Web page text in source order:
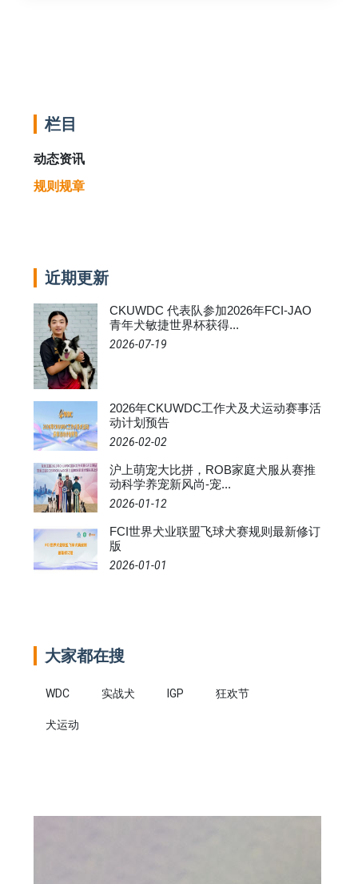
栏目
动态资讯
规则规章
近期更新
CKUWDC 代表队参加2026年FCI-JAO
青年犬敏捷世界杯获得...
2026-07-19
2026年CKUWDC工作犬及犬运动赛事活
动计划预告
2026-02-02
沪上萌宠大比拼，ROB家庭犬服从赛推
动科学养宠新风尚-宠...
2026-01-12
FCI世界犬业联盟飞球犬赛规则最新修订
版
2026-01-01
大家都在搜
WDC 实战犬 IGP 狂欢节
犬运动